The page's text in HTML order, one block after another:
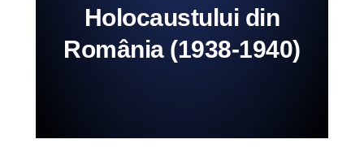
Holocaustului din
România (1938-1940)